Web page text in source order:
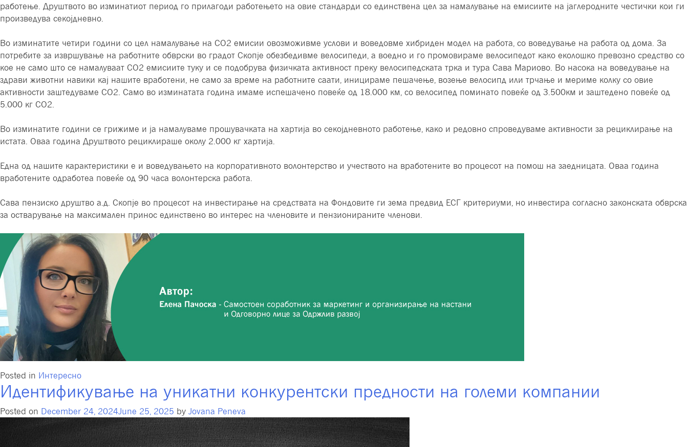
работење. Друштвото во изминатиот период го прилагоди работењето на овие стандарди со единствена цел за намалување на емисиите на јаглеродните честички кои ги
произведува секојдневно.
Во изминатите четири години со цел намалување на СО2 емисии овозможивме услови и воведовме хибриден модел на работа, со воведување на работа од дома. За
потребите за извршување на работните обврски во градот Скопје обезбедивме велосипеди, а воедно и го промовираме велосипедот како еколошко превозно средство со
кое не само што се намалуваат СО2 емисиите туку и се подобрува физичката активност преку велосипедската трка и тура Сава Мариово. Во насока на воведување на
здрави животни навики кај нашите вработени, не само за време на работните саати, иницираме пешачење, возење велосипд или трчање и мериме колку со овие
активности заштедуваме СО2. Само во изминатата година имаме испешачено повеќе од 18.000 км, со велосипед поминато повеќе од 3.500км и заштедено повеќе од
5.000 кг СО2.
Во изминатите години се грижиме и ја намалуваме прошувачката на хартија во секојдневното работење, како и редовно спроведуваме активности за рециклирање на
истата. Оваа година Друштвото рециклираше околу 2.000 кг хартија.
Една од нашите карактеристики е и воведувањето на корпоративното волонтерство и учеството на вработените во процесот на помош на заедницата. Оваа година
вработените одработеа повеќе од 90 часа волонтерска работа.
Сава пензиско друштво а.д. Скопје во процесот на инвестирање на средствата на Фондовите ги зема предвид ЕСГ критериуми, но инвестира согласно законската обврска
за остварување на максимален принос единствено во интерес на членовите и пензионираните членови.
Posted in Интересно
Идентификување на уникатни конкурентски предности на големи компании
Posted on December 24, 2024June 25, 2025 by Jovana Peneva